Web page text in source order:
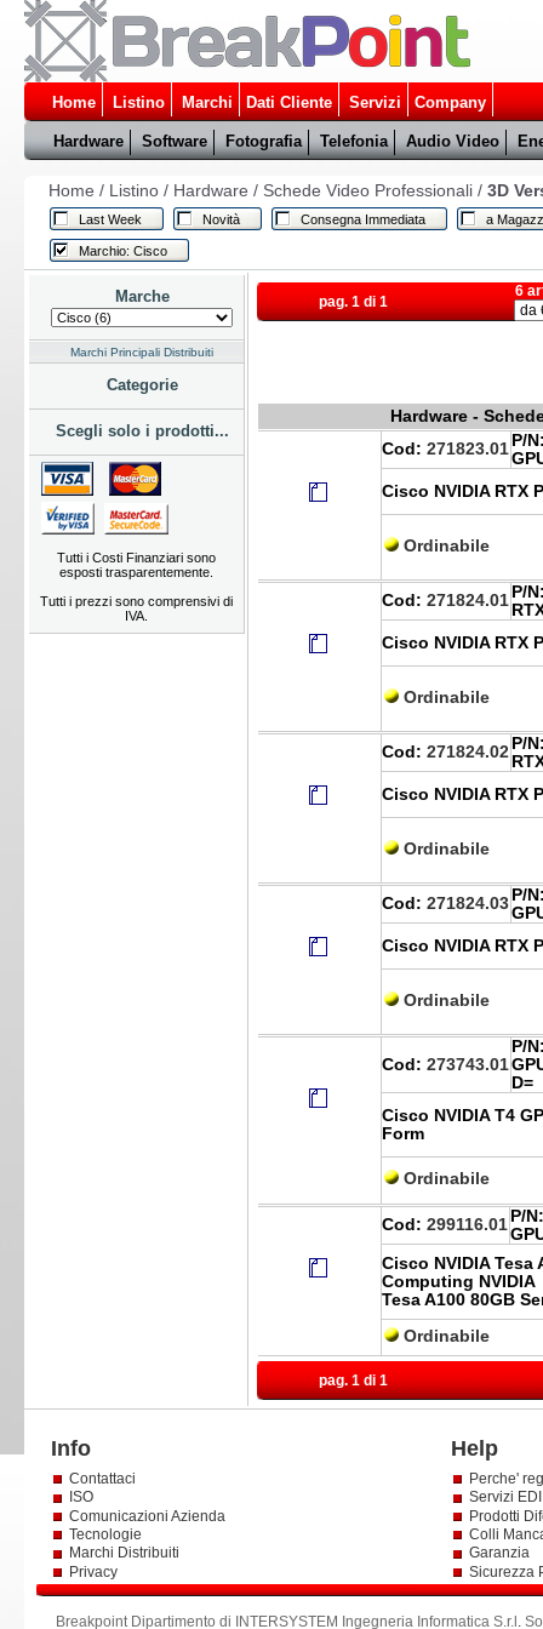
Home Listino Marchi Dati Cliente Servizi Company
Hardware Software Fotografia Telefonia Audio Video
Home / Listino/ Hardware / Schede Video Professionali/ 3D
Last Week Novità Consegna Immediata a
Marchio: Cisco
Marche
Marchi Principali Distribuiti
Categorie
Scegli solo i prodotti...
Tutti i Costi Finanziari sono
esposti trasparentemente.
Tutti i prezzi sono comprensivi di
IVA.
pag. 1 di 1
6
Hardware -
Cod: 271823.01 P/
Cisco NVIDIA RTX
Ordinabile
Cod: 271824.01 P/
Cisco NVIDIA RTX
Ordinabile
Cod: 271824.02 P/
Cisco NVIDIA RTX
Ordinabile
Cod: 271824.03 P/
Cisco NVIDIA RTX
Ordinabile
Cod: 273743.01
P/
D=
Cisco NVIDIA T4
Form
Ordinabile
Cod: 299116.01 P/N:
Cisco NVIDIA Tesa
Computing NVIDIA
Tesa A100 80GB
Ordinabile
pag. 1 di 1
Info Help
Contattaci
ISO
Comunicazioni Azienda
Tecnologie
Marchi Distribuiti
Privacy
Perche'
Servizi
Prodotti
Colli
Garanzia
Sicurezza
Breakpoint Dipartimento di INTERSYSTEM Ingegneria Informatica S.r.l .